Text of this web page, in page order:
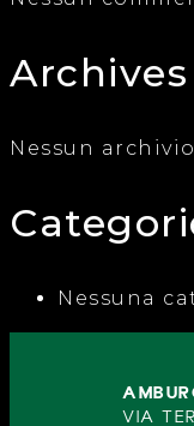
Archives
Nessun
Nessuna
VIA